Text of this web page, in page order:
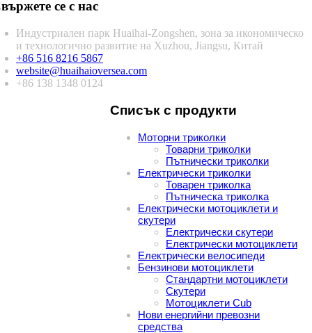
се с нас
Индустриален парк Huaihai-Zongshen, зона за икономическо
и технологично развитие на Xuzhou, Jiangsu, Китай
+86 516 8216 5867
website@huaihaioversea.com
+86 138 1348 0124
Списък с продукти
Моторни триколки
Товарни триколки
Пътнически триколки
Електрически триколки
Товарен триколка
Пътническа триколка
Електрически мотоциклети и
скутери
Електрически скутери
Електрически мотоциклети
Електрически велосипеди
Бензинови мотоциклети
Стандартни мотоциклети
Скутери
Мотоциклети Cub
Нови енергийни превозни
средства